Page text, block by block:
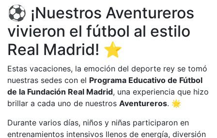
⚽ ¡Nuestros Aventureros
vivieron el fútbol al estilo
Real Madrid! ⭐
Estas vacaciones, la emoción del deporte rey se tomó
nuestras sedes con el Programa Educativo de Fútbol
de la Fundación Real Madrid, una experiencia que hizo
brillar a cada uno de nuestros Aventureros. 🌟
Durante varios días, niños y niñas participaron en
entrenamientos intensivos llenos de energía, diversión